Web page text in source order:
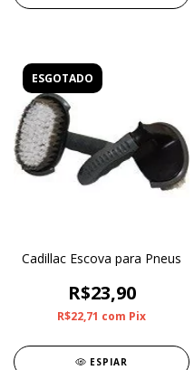
ESGOTADO
Cadillac Escova para Pneus
R$23,90
R$22,71 com Pix
ESPIAR